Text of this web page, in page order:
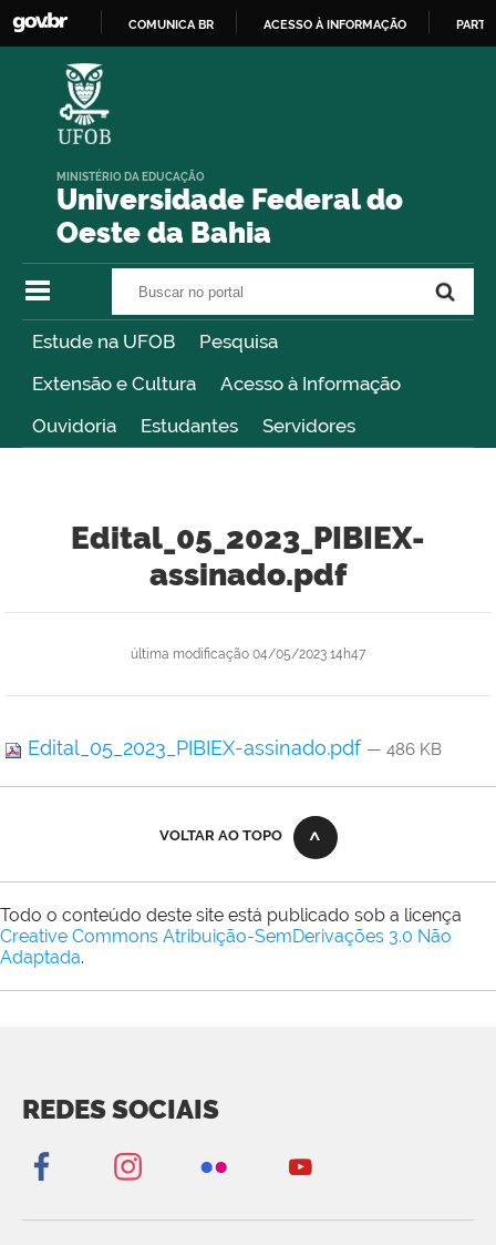
COMUNICA BR ACESSO À INFORMAÇÃO
Universidade Federal do
Oeste da Bahia
MINISTÉRIO DA EDUCAÇÃO
Estude na UFOB
Pesquisa
Extensão e Cultura
Acesso à Informação
Ouvidoria
Estudantes Servidores
Edital_05_2023_PIBIEX-
assinado.pdf
última modificação 04/05/2023 14h47
Edital_05_2023_PIBIEX-assinado.pdf — 486 KB
VOLTAR AO TOPO
Todo o conteúdo deste site está publicado sob a licença
Creative Commons Atribuição-SemDerivações 3.0 Não
Adaptada.
REDES SOCIAIS